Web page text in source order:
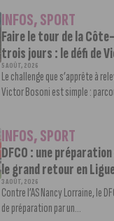
INFOS,SPORT
Faire le tour de la
trois jours : le défi de
5 AOÛT, 2026
Le challenge que s’apprête à
Victor Bosoni est simple :
INFOS,SPORT
DFCO : une
le grand retour en
3 AOÛT, 2026
Contre l’AS Nancy Lorraine, le
de préparation par un...